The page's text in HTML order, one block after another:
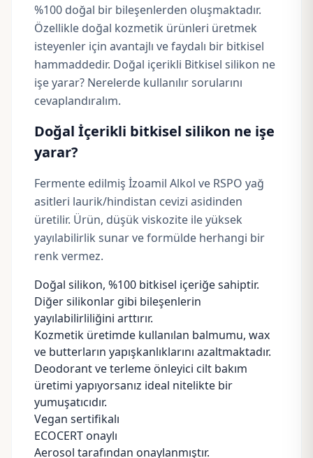
%100 doğal bir bileşenlerden oluşmaktadır.
Özellikle doğal kozmetik ürünleri üretmek
isteyenler için avantajlı ve faydalı bir bitkisel
hammaddedir. Doğal içerikli Bitkisel silikon ne
işe yarar? Nerelerde kullanılır sorularını
cevaplandıralım.
Doğal İçerikli bitkisel silikon ne işe
yarar?
Fermente edilmiş İzoamil Alkol ve RSPO yağ
asitleri laurik/hindistan cevizi asidinden
üretilir. Ürün, düşük viskozite ile yüksek
yayılabilirlik sunar ve formülde herhangi bir
renk vermez.
Doğal silikon, %100 bitkisel içeriğe sahiptir.
Diğer silikonlar gibi bileşenlerin
yayılabilirliliğini arttırır.
Kozmetik üretimde kullanılan balmumu, wax
ve butterların yapışkanlıklarını azaltmaktadır.
Deodorant ve terleme önleyici cilt bakım
üretimi yapıyorsanız ideal nitelikte bir
yumuşatıcıdır.
Vegan sertifikalı
ECOCERT onaylı
Aerosol tarafından onaylanmıştır.